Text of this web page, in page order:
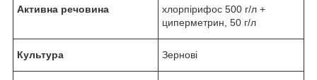
Активна речовина
хлорпірифос 500 г/л +
циперметрин, 50 г/л
Культура Зернові